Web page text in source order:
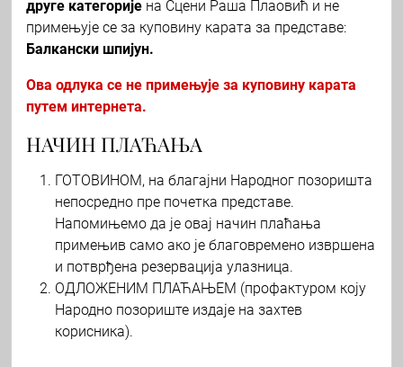
друге категорије на Сцени Раша Плаовић и не
примењује се за куповину карата за представе:
Балкански шпијун.
Ова одлука се не примењује за куповину карата
путем интернета.
НАЧИН ПЛАЋАЊА
ГОТОВИНОМ, на благајни Народног позоришта
непосредно пре почетка представе.
Напомињемо да је овај начин плаћања
примењив само ако је благовремено извршена
и потврђена резервација улазница.
ОДЛОЖЕНИМ ПЛАЋАЊЕМ (профактуром коју
Народно позориште издаје на захтев
корисника).